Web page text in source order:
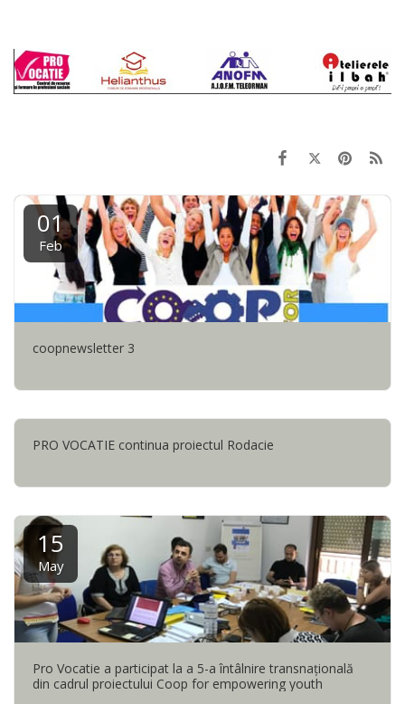
01
Feb
coopnewsletter 3
PRO VOCATIE continua proiectul Rodacie
15
May
Pro Vocatie a participat la a 5-a întâlnire transnaţională
din cadrul proiectului Coop for empowering youth